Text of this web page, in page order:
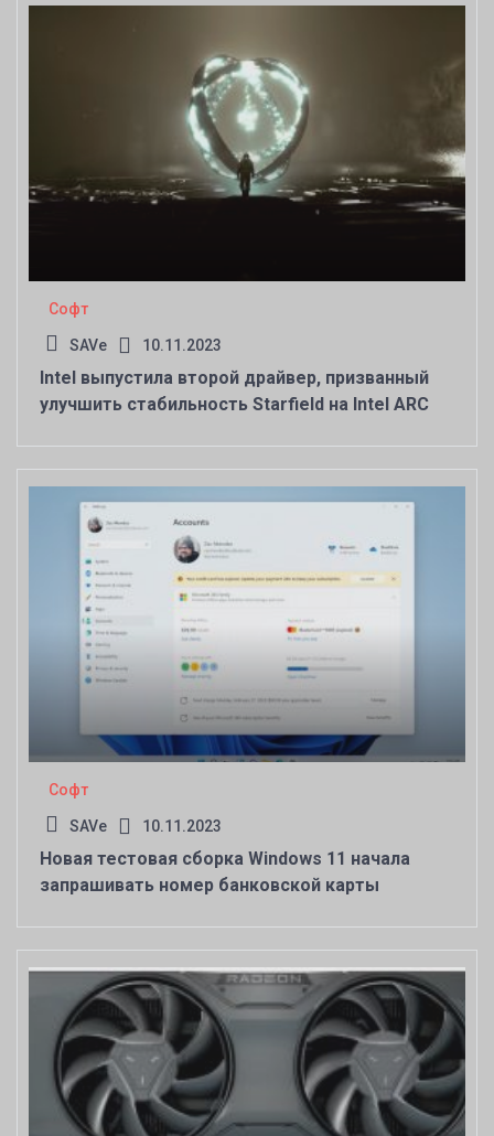
Софт
SAVe 10.11.2023
Intel выпустила второй драйвер, призванный
улучшить стабильность Starfield на Intel ARC
Софт
SAVe 10.11.2023
Новая тестовая сборка Windows 11 начала
запрашивать номер банковской карты